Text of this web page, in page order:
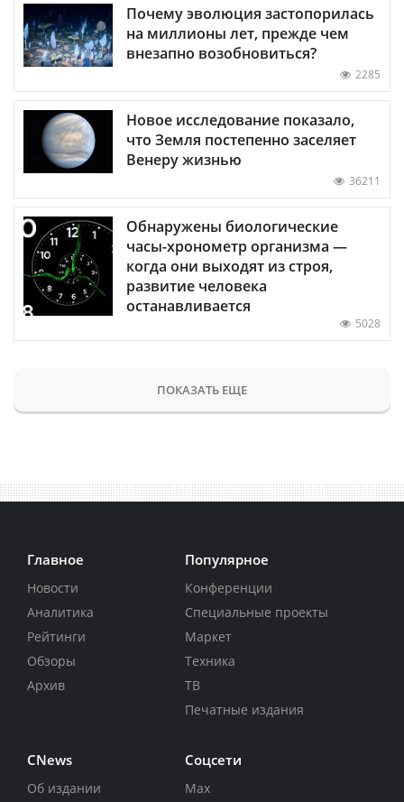
Почему эволюция застопорилась
на миллионы лет, прежде чем
внезапно возобновиться?
2285
Новое исследование показало,
что Земля постепенно заселяет
Венеру жизнью
36211
Обнаружены биологические
часы-хронометр организма —
когда они выходят из строя,
развитие человека
останавливается
5028
ПОКАЗАТЬ ЕЩЕ
Главное
Новости
Аналитика
Рейтинги
Обзоры
Архив
Популярное
Конференции
Специальные проекты
Маркет
Техника
ТВ
Печатные издания
CNews
Об издании
Соцсети
Max